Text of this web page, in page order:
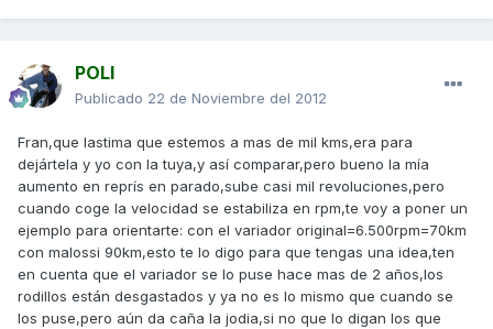
POLI
Publicado 22 de Noviembre del 2012
Fran,que lastima que estemos a mas de mil kms,era para
dejártela y yo con la tuya,y así comparar,pero bueno la mía
aumento en reprís en parado,sube casi mil revoluciones,pero
cuando coge la velocidad se estabiliza en rpm,te voy a poner un
ejemplo para orientarte: con el variador original=6.500rpm=70km
con malossi 90km,esto te lo digo para que tengas una idea,ten
en cuenta que el variador se lo puse hace mas de 2 años,los
rodillos están desgastados y ya no es lo mismo que cuando se
los puse,pero aún da caña la jodia,si no que lo digan los que